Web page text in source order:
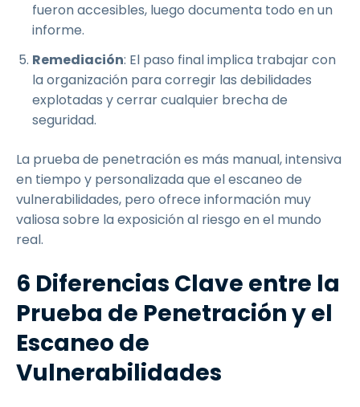
fueron accesibles, luego documenta todo en un
informe.
Remediación: El paso final implica trabajar con
la organización para corregir las debilidades
explotadas y cerrar cualquier brecha de
seguridad.
La prueba de penetración es más manual, intensiva
en tiempo y personalizada que el escaneo de
vulnerabilidades, pero ofrece información muy
valiosa sobre la exposición al riesgo en el mundo
real.
6 Diferencias Clave entre la
Prueba de Penetración y el
Escaneo de
Vulnerabilidades